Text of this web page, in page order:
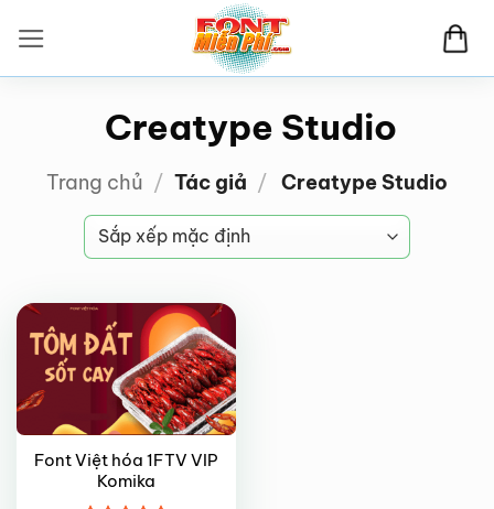
qua
nội
Creatype Studio
Trang chủ / Tác giả / Creatype Studio
Font Việt hóa 1FTV VIP
Komika